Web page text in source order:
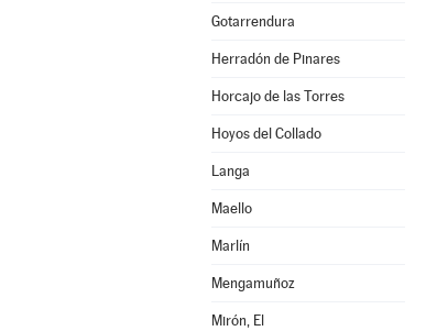
Gotarrendura
Herradón de Pinares
Horcajo de las Torres
Hoyos del Collado
Langa
Maello
Marlín
Mengamuñoz
Mirón, El